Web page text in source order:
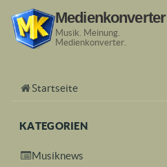
Medienkonverter
Musik. Meinung.
Medienkonverter.
Startseite
KATEGORIEN
Musiknews